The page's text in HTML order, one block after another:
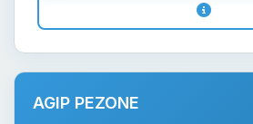
AGIP PEZONE